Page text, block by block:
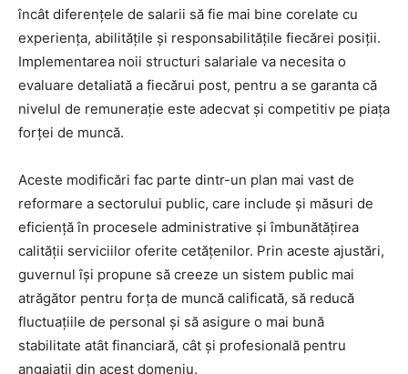
încât diferențele de salarii să fie mai bine corelate cu
experiența, abilitățile și responsabilitățile fiecărei posiții.
Implementarea noii structuri salariale va necesita o
evaluare detaliată a fiecărui post, pentru a se garanta că
nivelul de remunerație este adecvat și competitiv pe piața
forței de muncă.
Aceste modificări fac parte dintr-un plan mai vast de
reformare a sectorului public, care include și măsuri de
eficiență în procesele administrative și îmbunătățirea
calității serviciilor oferite cetățenilor. Prin aceste ajustări,
guvernul își propune să creeze un sistem public mai
atrăgător pentru forța de muncă calificată, să reducă
fluctuațiile de personal și să asigure o mai bună
stabilitate atât financiară, cât și profesională pentru
angajații din acest domeniu.